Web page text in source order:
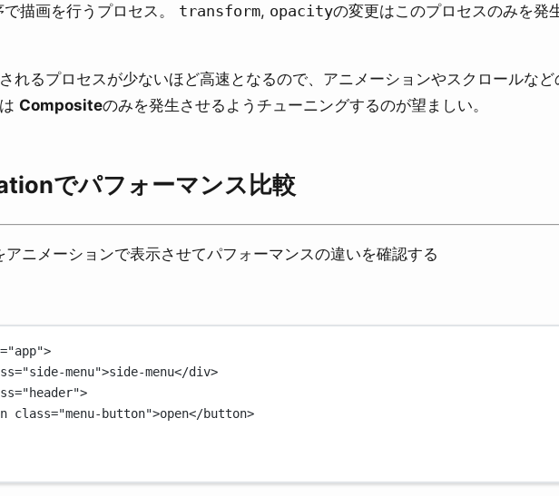
描画を行うプロセス。 transform, opacityの変更はこのプロセスのみを発
れるプロセスが少ないほど高速となるので、アニメーションやスクロールなど
Compositeのみを発生させるようチューニングするのが望ましい。
でパフォーマンス比較
ニメーションで表示させてパフォーマンスの違いを確認する
="app">
="side-menu">side-menu</div>
="header">
class="menu-button">open</button>